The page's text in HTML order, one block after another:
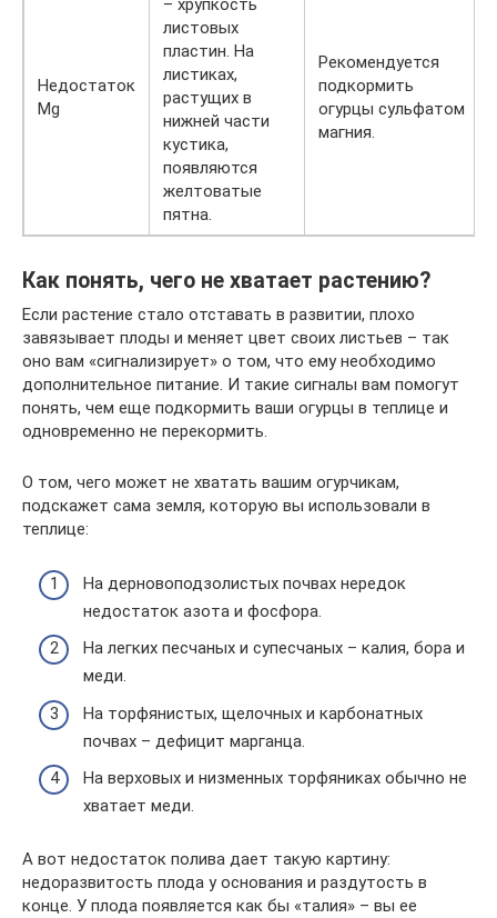
Недостаток
Mg
– хрупкость
листовых
пластин. На
листиках,
растущих в
нижней части
кустика,
появляются
желтоватые
пятна.
Рекомендуется
подкормить
огурцы сульфатом
магния.
Как понять, чего не хватает растению?
Если растение стало отставать в развитии, плохо
завязывает плоды и меняет цвет своих листьев – так
оно вам «сигнализирует» о том, что ему необходимо
дополнительное питание. И такие сигналы вам помогут
понять, чем еще подкормить ваши огурцы в теплице и
одновременно не перекормить.
О том, чего может не хватать вашим огурчикам,
подскажет сама земля, которую вы использовали в
теплице:
На дерновоподзолистых почвах нередок
недостаток азота и фосфора.
На легких песчаных и супесчаных – калия, бора и
меди.
На торфянистых, щелочных и карбонатных
почвах – дефицит марганца.
На верховых и низменных торфяниках обычно не
хватает меди.
А вот недостаток полива дает такую картину:
недоразвитость плода у основания и раздутость в
конце. У плода появляется как бы «талия» – вы ее